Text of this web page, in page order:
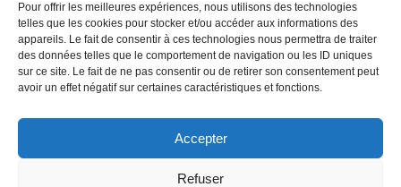
Pour offrir les meilleures expériences, nous utilisons des technologies
telles que les cookies pour stocker et/ou accéder aux informations des
appareils. Le fait de consentir à ces technologies nous permettra de traiter
des données telles que le comportement de navigation ou les ID uniques
sur ce site. Le fait de ne pas consentir ou de retirer son consentement peut
avoir un effet négatif sur certaines caractéristiques et fonctions.
Accepter
Refuser
© Centre de ressources INTIMAGIR Grand Est – 124 rue de
Newcastle 54000 NANCY
Mentions légales